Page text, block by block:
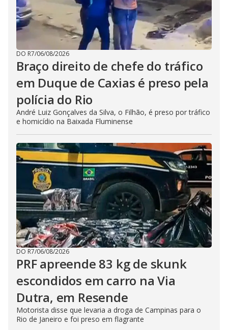
DO R7/06/08/2026
Braço direito de chefe do tráfico
em Duque de Caxias é preso pela
polícia do Rio
André Luiz Gonçalves da Silva, o Filhão, é preso por tráfico
e homicídio na Baixada Fluminense
DO R7/06/08/2026
PRF apreende 83 kg de skunk
escondidos em carro na Via
Dutra, em Resende
Motorista disse que levaria a droga de Campinas para o
Rio de Janeiro e foi preso em flagrante